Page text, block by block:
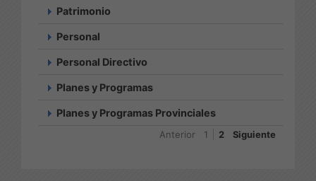
Patrimonio
Personal
Personal Directivo
Planes y Programas
Planes y Programas Provinciales
Anterior 1 2 Siguiente